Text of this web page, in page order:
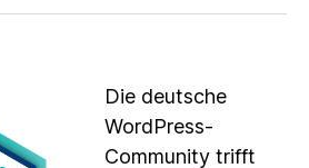
Die deutsche
WordPress-
Community trifft